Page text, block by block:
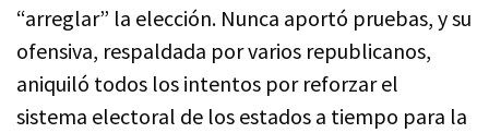
“arreglar” la elección. Nunca aportó pruebas, y su
ofensiva, respaldada por varios republicanos,
aniquiló todos los intentos por reforzar el
sistema electoral de los estados a tiempo para la